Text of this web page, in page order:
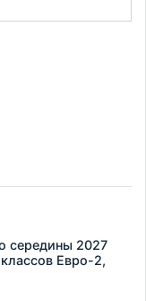
середины 2027
Евро-2,